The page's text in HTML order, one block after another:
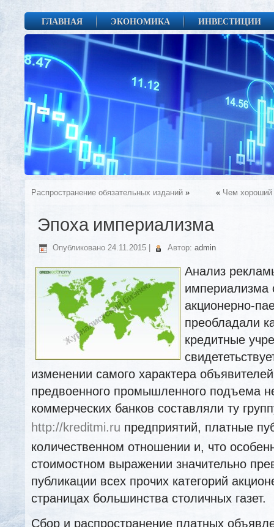
ГЛАВНАЯ ЭКОНОМИКА ИНВЕСТИЦИИ
Распространение обязательных изданий » « Чем хороший
Эпоха империализма
Опубликовано 24.11.2015 Автор: admin
Анализ
империализма
акционерно-
преобладали
кредитные
изменении самого характера
предвоенного промышленного подъема
коммерческих банков составляли ту
http://kreditmi.ru предприятий, платные
количественном отношении и, что
стоимостном выражении значительно
публикации всех прочих категорий
страницах большинства столичных газет.
Сбор и распространение платных